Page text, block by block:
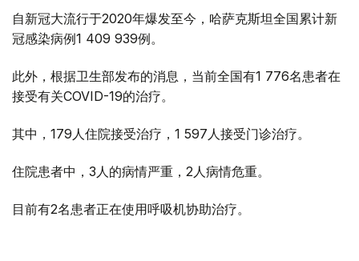
自新冠大流行于2020年爆发至今，哈萨克斯坦全国累计新
冠感染病例1 409 939例。
此外，根据卫生部发布的消息，当前全国有1 776名患者在
接受有关COVID-19的治疗。
其中，179人住院接受治疗，1 597人接受门诊治疗。
住院患者中，3人的病情严重，2人病情危重。
目前有2名患者正在使用呼吸机协助治疗。